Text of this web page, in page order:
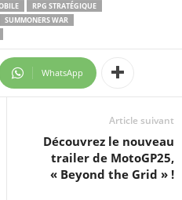
RPG STRATÉGIQUE
SUMMONERS WAR
WhatsApp
Article suivant
Découvrez le nouveau
trailer de MotoGP25,
« Beyond the Grid » !